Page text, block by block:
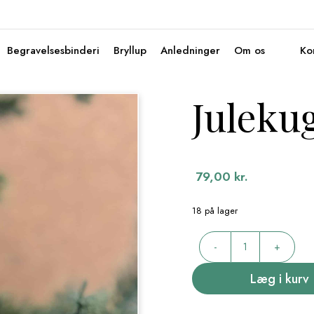
Begravelsesbinderi Bryllup Anledninger Om os
79,00 kr.
18 på lager
-
blomst
antal
+
Læg i kurv